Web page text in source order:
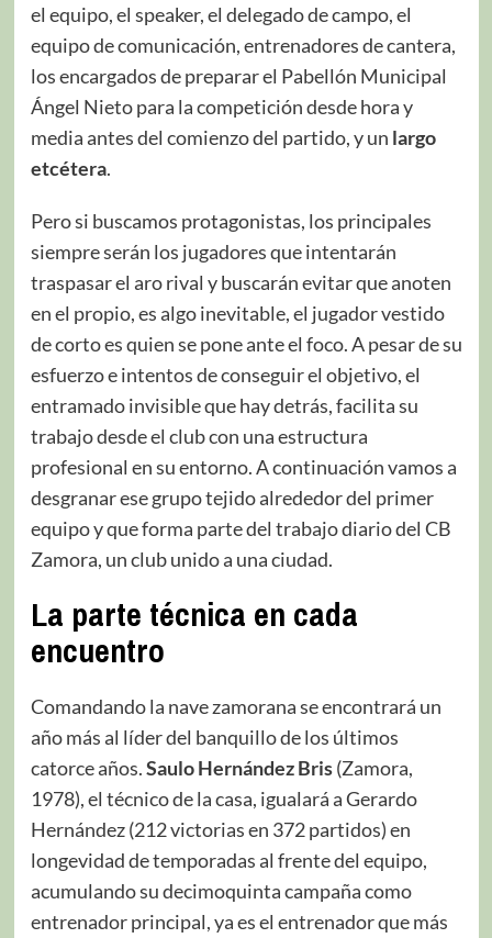
el equipo, el speaker, el delegado de campo, el
equipo de comunicación, entrenadores de cantera,
los encargados de preparar el Pabellón Municipal
Ángel Nieto para la competición desde hora y
media antes del comienzo del partido, y un largo
etcétera.
Pero si buscamos protagonistas, los principales
siempre serán los jugadores que intentarán
traspasar el aro rival y buscarán evitar que anoten
en el propio, es algo inevitable, el jugador vestido
de corto es quien se pone ante el foco. A pesar de su
esfuerzo e intentos de conseguir el objetivo, el
entramado invisible que hay detrás, facilita su
trabajo desde el club con una estructura
profesional en su entorno. A continuación vamos a
desgranar ese grupo tejido alrededor del primer
equipo y que forma parte del trabajo diario del CB
Zamora, un club unido a una ciudad.
La parte técnica en cada
encuentro
Comandando la nave zamorana se encontrará un
año más al líder del banquillo de los últimos
catorce años.Saulo Hernández Bris(Zamora,
1978), el técnico de la casa, igualará a Gerardo
Hernández (212 victorias en 372 partidos) en
longevidad de temporadas al frente del equipo,
acumulando su decimoquinta campaña como
entrenador principal, ya es el entrenador que más